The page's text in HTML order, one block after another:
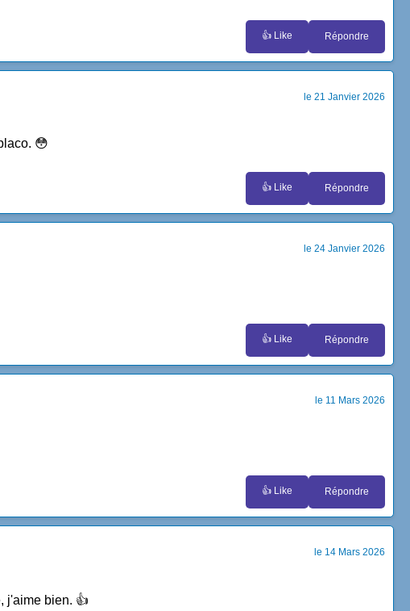
👍 Like Répondre
le 21 Janvier 2026
😳
👍 Like Répondre
le 24 Janvier 2026
👍 Like Répondre
le 11 Mars 2026
👍 Like Répondre
le 14 Mars 2026
j'aime bien. 👍